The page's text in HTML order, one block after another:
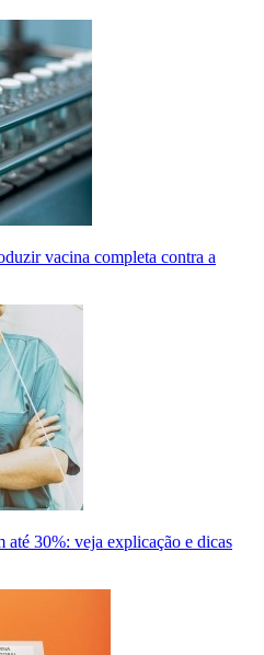
vacina completa contra a
até 30%: veja explicação e dicas